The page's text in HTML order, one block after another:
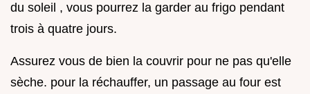
du soleil , vous pourrez la garder au frigo pendant
trois à quatre jours.
Assurez vous de bien la couvrir pour ne pas qu'elle
sèche. pour la réchauffer, un passage au four est